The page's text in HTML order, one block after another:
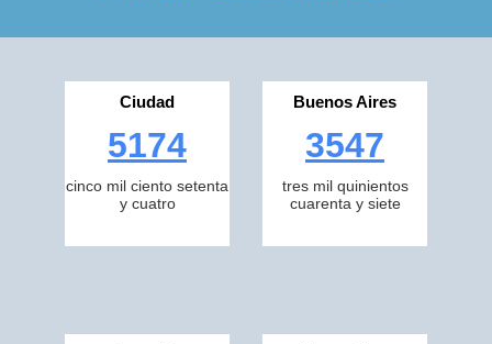
Ciudad
5174
cinco mil ciento setenta
y cuatro
Buenos Aires
3547
tres mil quinientos
cuarenta y siete